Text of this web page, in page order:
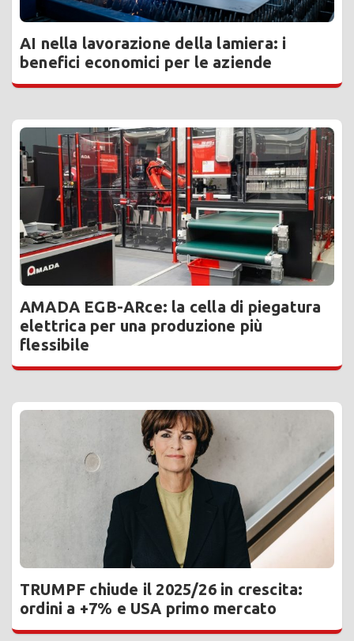
AI nella lavorazione della lamiera: i
benefici economici per le aziende
AMADA EGB-ARce: la cella di piegatura
elettrica per una produzione più
flessibile
TRUMPF chiude il 2025/26 in crescita:
ordini a +7% e USA primo mercato